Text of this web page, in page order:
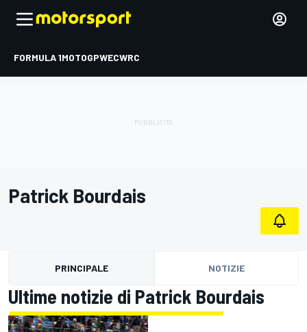
FORMULA 1MOTOGPWECWRC
Patrick Bourdais
PRINCIPALE NOTIZIE
Ultime notizie di Patrick Bourdais